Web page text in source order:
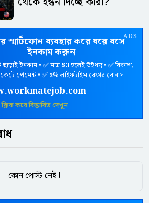
ADS
স্মার্টফোন ব্যবহার করে ঘরে বসে
ইনকাম করুন
ইনকাম • ✅ মাত্র$3হলেই উইথড্র • ✅ বিকাশ,
পেমেন্ট • ✅ ৫% লাইফটাইম রেফার বোনাস
ক্লিক করে বিস্তারিত দেখুন
কোন পোস্ট নেই !